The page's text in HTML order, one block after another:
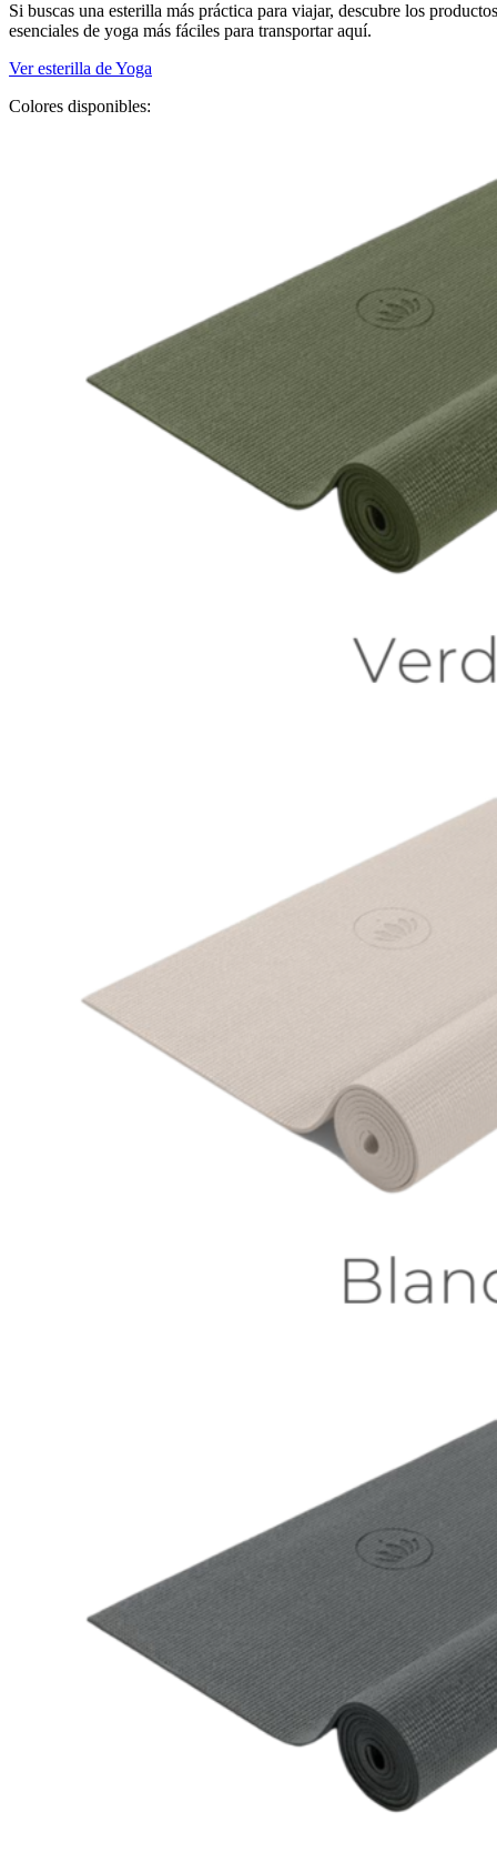
Si buscas una esterilla más práctica para viajar, descubre los productos
esenciales de yoga más fáciles para transportar aquí.
Ver esterilla de Yoga
Colores disponibles: